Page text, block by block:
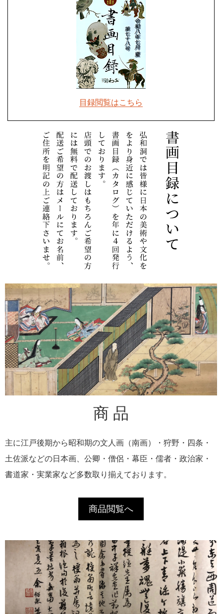
目録閲覧はこちら
商 品
主に江戸後期から昭和期の文人画（南画）・狩野・四条・
土佐派などの日本画、公卿・僧侶・幕臣・儒者・政治家・
書道家・実業家など多数取り揃えております。
商品閲覧へ